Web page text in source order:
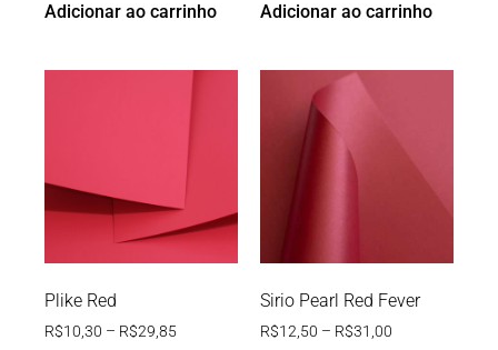
Adicionar ao carrinho Adicionar ao carrinho
Plike Red
R$10,30 – R$29,85
Sirio Pearl Red Fever
R$12,50 – R$31,00